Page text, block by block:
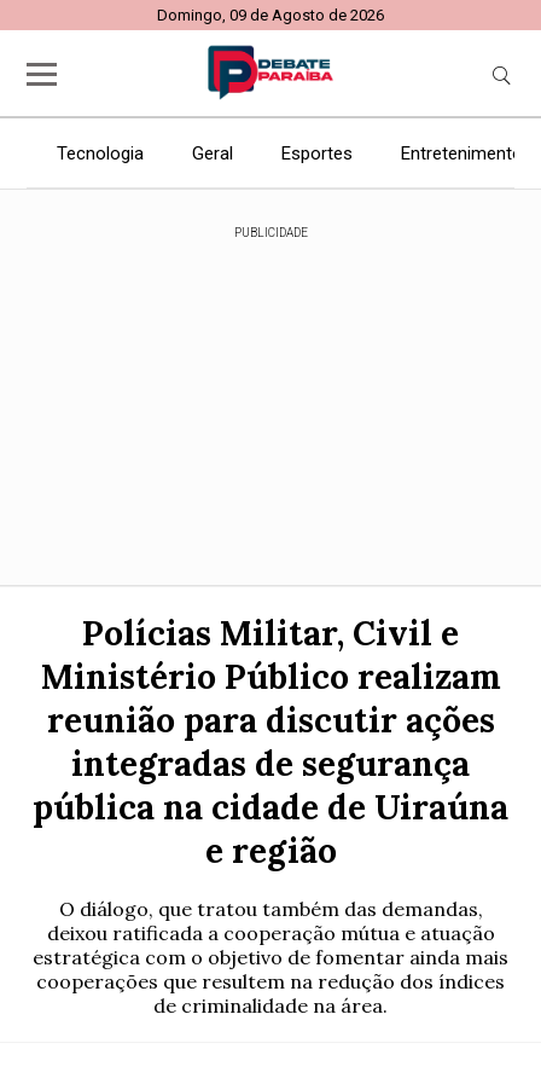
Domingo, 09 de Agosto de 2026
Tecnologia Geral Esportes Entretenimento
PUBLICIDADE
Polícias Militar, Civil e
Ministério Público realizam
reunião para discutir ações
integradas de segurança
pública na cidade de Uiraúna
e região
O diálogo, que tratou também das demandas,
deixou ratificada a cooperação mútua e atuação
estratégica com o objetivo de fomentar ainda mais
cooperações que resultem na redução dos índices
de criminalidade na área.